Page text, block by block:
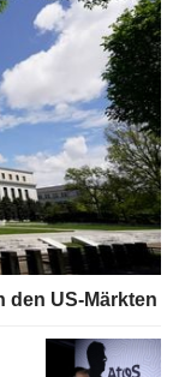
den US-Märkten